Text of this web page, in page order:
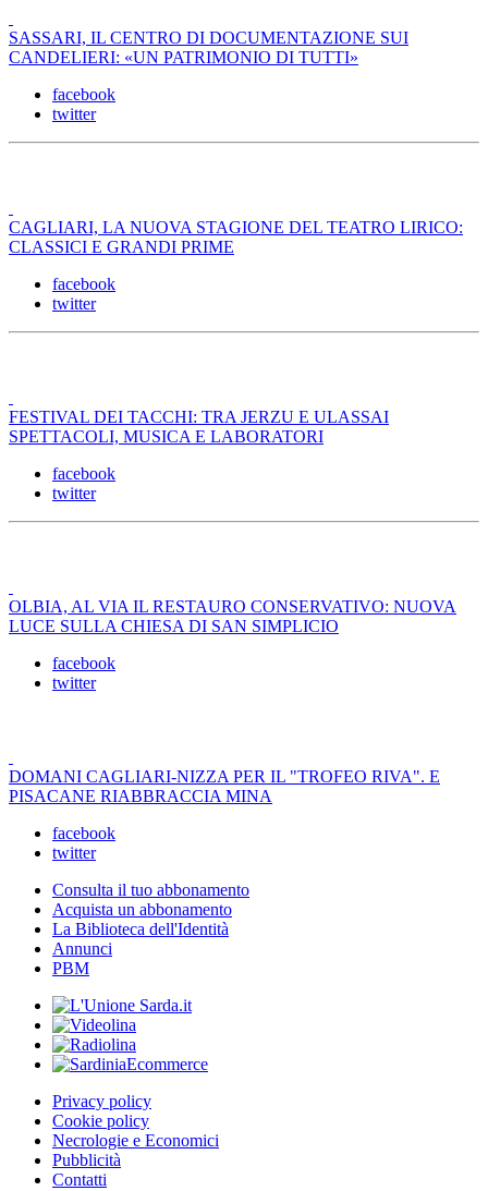
SASSARI, IL CENTRO DI DOCUMENTAZIONE SUI
CANDELIERI: «UN PATRIMONIO DI TUTTI»
facebook
twitter
CAGLIARI, LA NUOVA STAGIONE DEL TEATRO LIRICO:
CLASSICI E GRANDI PRIME
facebook
twitter
FESTIVAL DEI TACCHI: TRA JERZU E ULASSAI
SPETTACOLI, MUSICA E LABORATORI
facebook
twitter
OLBIA, AL VIA IL RESTAURO CONSERVATIVO: NUOVA
LUCE SULLA CHIESA DI SAN SIMPLICIO
facebook
twitter
DOMANI CAGLIARI-NIZZA PER IL "TROFEO RIVA". E
PISACANE RIABBRACCIA MINA
facebook
twitter
Consulta il tuo abbonamento
Acquista un abbonamento
La Biblioteca dell'Identità
Annunci
PBM
Privacy policy
Cookie policy
Necrologie e Economici
Pubblicità
Contatti